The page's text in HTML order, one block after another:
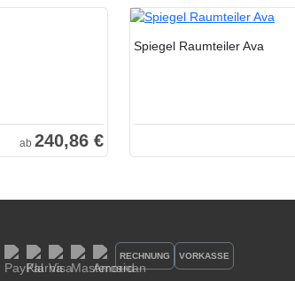
ab 240,86 €
Spiegel Raumteiler Ava
RECHNUNG VORKASSE